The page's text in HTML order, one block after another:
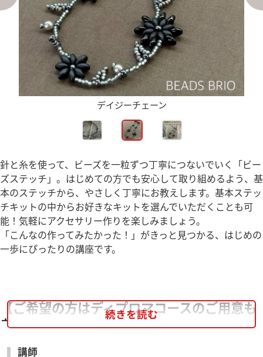
デイジーチェーン
針と糸を使って、ビーズを一粒ずつ丁寧につないでいく「ビー
ズステッチ」。はじめての方でも安心して取り組めるよう、基
本のステッチから、やさしく丁寧にお教えします。基本ステッ
チキットの中からお好きなキットを選んでいただくことも可
能！気軽にアクセサリー作りを楽しみましょう。
「こんなの作ってみたかった！」がきっと見つかる、はじめの
一歩にぴったりの講座です。
【ご希望の方はディプロマコースのご用意も
あります】
続きを読む
講師